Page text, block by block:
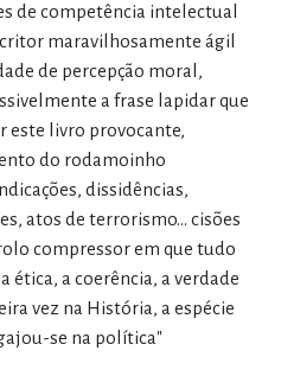
de competência intelectual
maravilhosamente ágil
de percepção moral,
a frase lapidar que
este livro provocante,
do rodamoinho
dissidências,
atos de terrorismo... cisões
compressor em que tudo
ética, a coerência, a verdade
vez na História, a espécie
se na política"